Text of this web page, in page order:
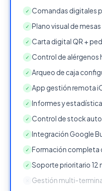
✓ Comandas digitales
✓ Plano visual de
✓ Carta digital QR +
✓ Control de
✓ Arqueo de caja
✓ App gestión remota
✓ Informes y
✓ Control de stock
✓ Integración Google
✓ Formación completa
✓ Soporte prioritario 12
Gestión multi-